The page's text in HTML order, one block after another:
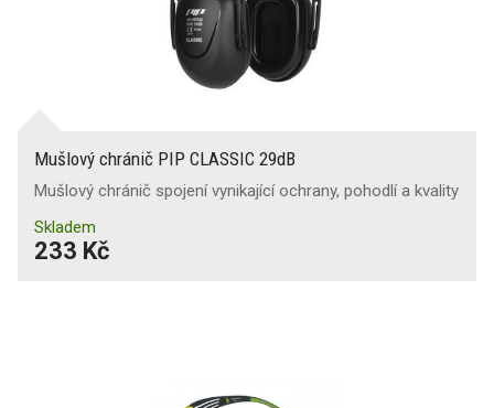
Mušlový chránič PIP CLASSIC 29dB
Mušlový chránič spojení vynikající ochrany, pohodlí a kvality
Skladem
233 Kč